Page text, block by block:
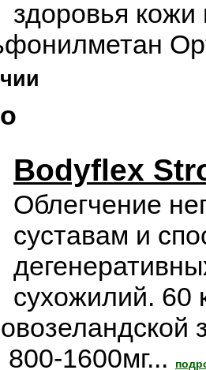
здоровья
Bodyflex
Облегчение
суставам и
сухожилий.
1600мг...